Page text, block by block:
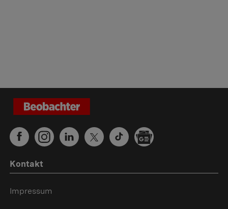
Kontakt
Impressum